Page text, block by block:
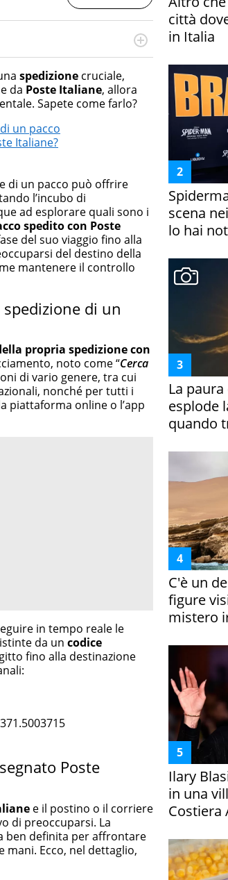
nel campo della ricerca, in
"La Biblioteca del Sannio".
spedizione cruciale,
da Poste Italiane, allora
Sapete come farlo?
un pacco
Italiane?
di un pacco può offrire
l’incubo di
ad esplorare quali sono i
speditocon Poste
del suo viaggio fino alla
del destino della
mantenere il controllo
di un
propria spedizione con
noto come “Cerca
di vario genere, tra cui
nonché per tutti i
piattaforma online o l’app
in tempo reale le
da un codice
fino alla destinazione
Poste
e il postino o il corriere
di preoccuparsi. La
ben definita per affrontare
mani. Ecco, nel dettaglio,
città
in Italia
scena
lo hai
La
esplode
quando
C'è un
figure
mistero
Ilary
in una
Costiera